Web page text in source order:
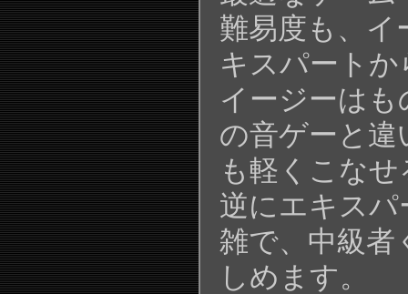
難易度も、イ
キスパート
イージーは
の音ゲーと
も軽くこな
逆にエキス
雑で、中級者
しめます。